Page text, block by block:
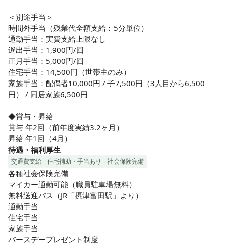
＜別途手当＞
時間外手当（残業代全額支給：5分単位）
通勤手当：実費支給上限なし
遅出手当：1,900円/回
正月手当：5,000円/回
住宅手当：14,500円（世帯主のみ）
家族手当：配偶者10,000円 / 子7,500円（3人目から6,500
円） / 同居家族6,500円
◆賞与・昇給
賞与 年2回（前年度実績3.2ヶ月）
昇給 年1回（4月）
待遇・福利厚生
交通費支給 住宅補助・手当あり 社会保険完備
各種社会保険完備
マイカー通勤可能（職員駐車場無料）
無料送迎バス（JR「摂津富田駅」より）
通勤手当
住宅手当
家族手当
バースデープレゼント制度